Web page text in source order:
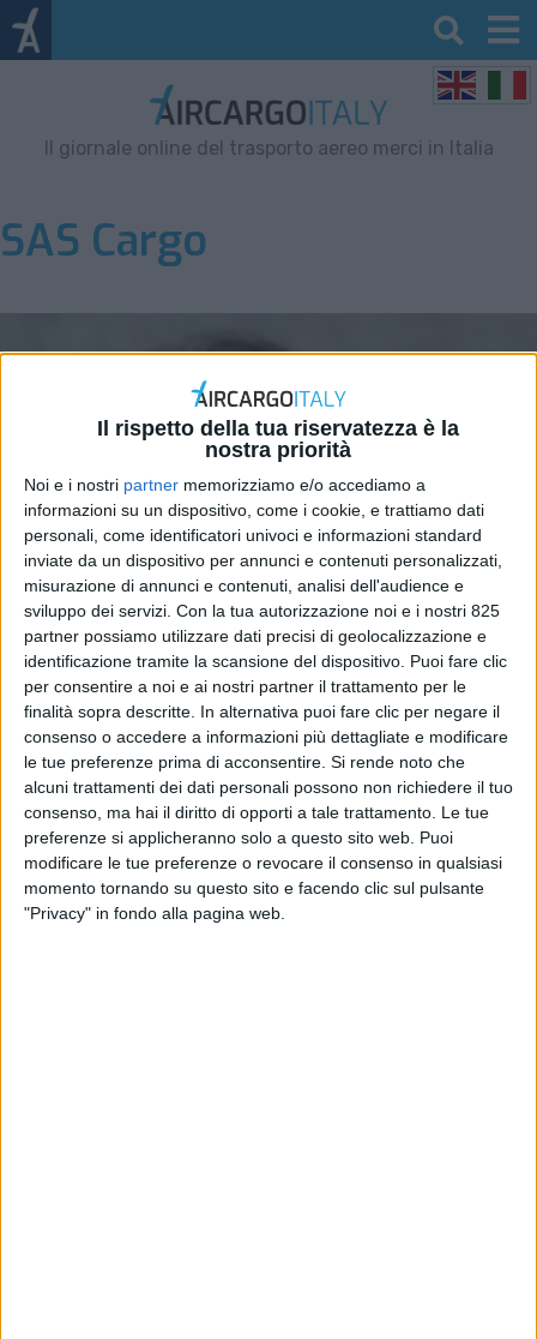
Il rispetto della tua riservatezza è la
nostra priorità
Noi e i nostri partner memorizziamo e/o accediamo a
informazioni su un dispositivo, come i cookie, e trattiamo dati
personali, come identificatori univoci e informazioni standard
inviate da un dispositivo per annunci e contenuti personalizzati,
misurazione di annunci e contenuti, analisi dell'audience e
sviluppo dei servizi. Con la tua autorizzazione noi e i nostri 825
partner possiamo utilizzare dati precisi di geolocalizzazione e
identificazione tramite la scansione del dispositivo. Puoi fare clic
per consentire a noi e ai nostri partner il trattamento per le
finalità sopra descritte. In alternativa puoi fare clic per negare il
consenso o accedere a informazioni più dettagliate e modificare
le tue preferenze prima di acconsentire. Si rende noto che
alcuni trattamenti dei dati personali possono non richiedere il tuo
consenso, ma hai il diritto di opporti a tale trattamento. Le tue
preferenze si applicheranno solo a questo sito web. Puoi
modificare le tue preferenze o revocare il consenso in qualsiasi
momento tornando su questo sito e facendo clic sul pulsante
"Privacy" in fondo alla pagina web.
Il giornale online del trasporto aereo merci in Italia
SAS Cargo
Quarticelli (Air Logistics): “Il
2018 sarà un altro anno
eccezionale per il cargo
aereo”
ECONOMIA 10 APRILE 2018